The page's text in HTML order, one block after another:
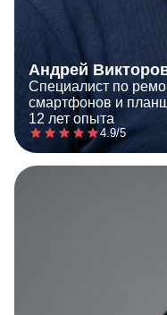
Андрей
Специалист по
смартфонов и
12 лет опыта
4.9/5